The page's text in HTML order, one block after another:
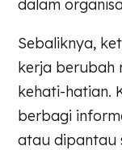
dalam
Sebaliknya,
kerja berubah
kehati-hatian.
berbagi
atau dipantau